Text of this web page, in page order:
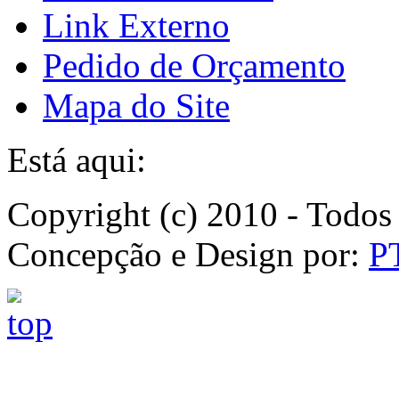
Link Externo
Pedido de Orçamento
Mapa do Site
Está aqui:
Copyright (c) 2010 -
Concepção e Design por: